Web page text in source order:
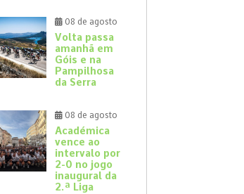
08 de agosto
Volta passa
amanhã em
Góis e na
Pampilhosa
da Serra
08 de agosto
Académica
vence ao
intervalo por
2-0 no jogo
inaugural da
2.ª Liga